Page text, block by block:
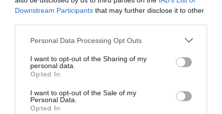
Downstream Participants that may further disclose it to other
Personal Data Processing Opt Outs
I want to opt-out of the Sharing of my
personal data.
Opted In
I want to opt-out of the Sale of my
Personal Data.
Opted In
αυτό και το εξέλιξε.Με ένα μεγάλο παραλλήλως τρικ.
Ναι, γυρίστηκε και αυτό στη Ρόδο, αλλά όχι εξ
πισίνα, όπου ο Λάμπρος Κωνσταντάρα
ς ανεβαίνει στον
βατήρα για να κάνει βουτιά και ο
Χρόνης Εξαρχάκος
αναφωνεί το επικό: «
Παναγιά μου, θα σκάσει σαν
καρπούζι
στο «Νησί των Ιπποτών» και στο Grand Hotel, στην
πραγματικότητα γυρίστηκε στο… Λαγονήσι (στο